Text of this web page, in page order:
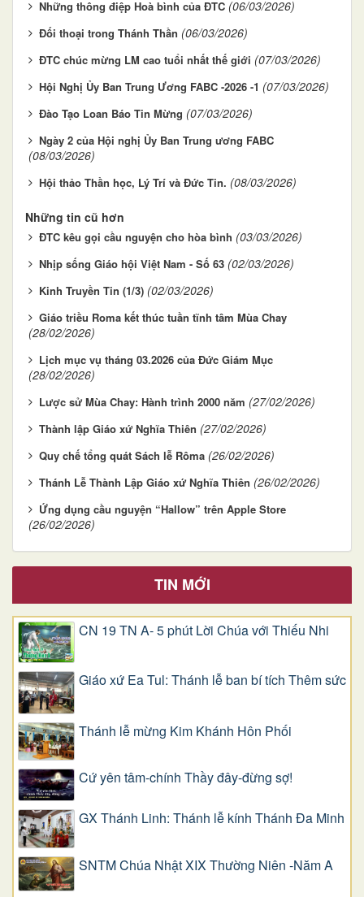
Những thông điệp Hoà bình của ĐTC (06/03/2026)
Đối thoại trong Thánh Thần (06/03/2026)
ĐTC chúc mừng LM cao tuổi nhất thế giới (07/03/2026)
Hội Nghị Ủy Ban Trung Ương FABC -2026 -1 (07/03/2026)
Đào Tạo Loan Báo Tin Mừng (07/03/2026)
Ngày 2 của Hội nghị Ủy Ban Trung ương FABC
(08/03/2026)
Hội thảo Thần học, Lý Trí và Đức Tin. (08/03/2026)
Những tin cũ hơn
ĐTC kêu gọi cầu nguyện cho hòa bình (03/03/2026)
Nhịp sống Giáo hội Việt Nam - Số 63 (02/03/2026)
Kinh Truyền Tin (1/3) (02/03/2026)
Giáo triều Roma kết thúc tuần tĩnh tâm Mùa Chay
(28/02/2026)
Lịch mục vụ tháng 03.2026 của Đức Giám Mục
(28/02/2026)
Lược sử Mùa Chay: Hành trình 2000 năm (27/02/2026)
Thành lập Giáo xứ Nghĩa Thiên (27/02/2026)
Quy chế tổng quát Sách lễ Rôma (26/02/2026)
Thánh Lễ Thành Lập Giáo xứ Nghĩa Thiên (26/02/2026)
Ứng dụng cầu nguyện “Hallow” trên Apple Store
(26/02/2026)
TIN MỚI
CN 19 TN A- 5 phút Lời Chúa với Thiếu Nhi
Giáo xứ Ea Tul: Thánh lễ ban bí tích Thêm sức
Thánh lễ mừng Kim Khánh Hôn Phối
Cứ yên tâm-chính Thầy đây-đừng sợ!
GX Thánh Linh: Thánh lễ kính Thánh Đa Minh
SNTM Chúa Nhật XIX Thường Niên -Năm A